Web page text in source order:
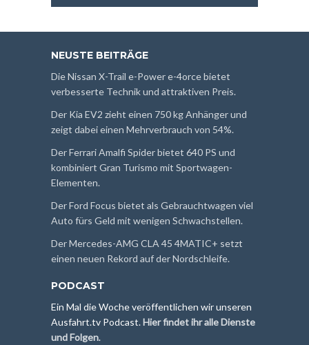
NEUSTE BEITRÄGE
Die Nissan X-Trail e-Power e-4orce bietet
verbesserte Technik und attraktiven Preis.
Der Kia EV2 zieht einen 750 kg Anhänger und
zeigt dabei einen Mehrverbrauch von 54%.
Der Ferrari Amalfi Spider bietet 640 PS und
kombiniert Gran Turismo mit Sportwagen-
Elementen.
Der Ford Focus bietet als Gebrauchtwagen viel
Auto fürs Geld mit wenigen Schwachstellen.
Der Mercedes-AMG CLA 45 4MATIC+ setzt
einen neuen Rekord auf der Nordschleife.
PODCAST
Ein Mal die Woche veröffentlichen wir unseren
Ausfahrt.tv Podcast.Hier findet ihr alle Dienste
und Folgen.